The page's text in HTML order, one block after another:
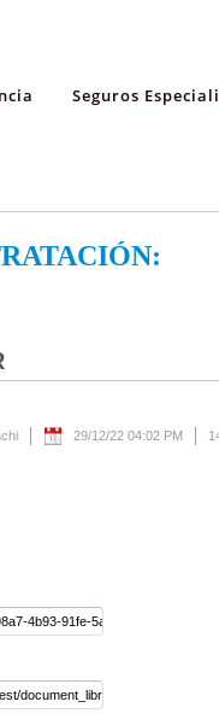
Seguros
29/12/22 04:02 PM